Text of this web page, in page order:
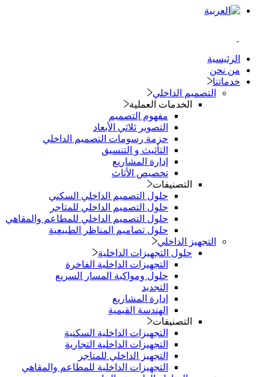
الرئيسية
من نحن
خدماتنا
التصميم الداخلي
الخدمات العملية
مفهوم التصميم
التصوير ثلاثي الأبعاد
حزمة رسومات التصميم الداخلي
التأثيث و التنسيق
إدارة المشاريع
تخصيص الأثاث
التصنيفات
حلول التصميم الداخلي السكني
حلول التصميم الداخلي للمتاجر
حلول التصميم الداخلي للمطاعم والمقاهي
حلول تصاميم المناظر الطبيعية
التجهيز الداخلي
حلول التجهيزات الداخلية
التجهيزات الداخلية الفاخرة
حلول ومواكبة المسار السريع
التجديد
إدارة المشاريع
الهندسة القيمية
التصنيفات
التجهيزات الداخلية السكنية
التجهيزات الداخلية التجارية
التجهيز الداخلي للمتاجر
التجهيزات الداخلية للمطاعم والمقاهي